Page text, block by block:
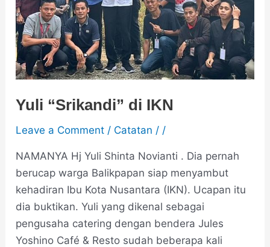
Yuli “Srikandi” di IKN
Leave a Comment / Catatan / /
NAMANYA Hj Yuli Shinta Novianti . Dia pernah
berucap warga Balikpapan siap menyambut
kehadiran Ibu Kota Nusantara (IKN). Ucapan itu
dia buktikan. Yuli yang dikenal sebagai
pengusaha catering dengan bendera Jules
Yoshino Café & Resto sudah beberapa kali